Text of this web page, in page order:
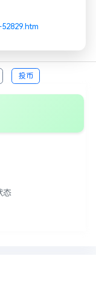
投币
态